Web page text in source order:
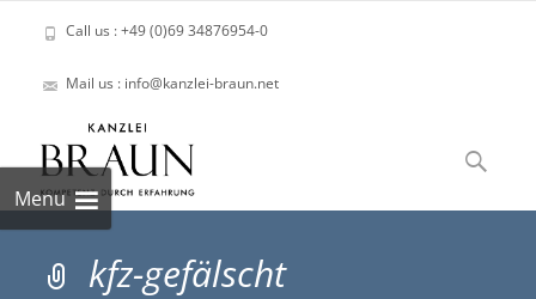
Call us : +49 (0)69 34876954-0
Mail us : info@kanzlei-braun.net
Menu
to
content
Suchen
nach:
kfz-gefälscht